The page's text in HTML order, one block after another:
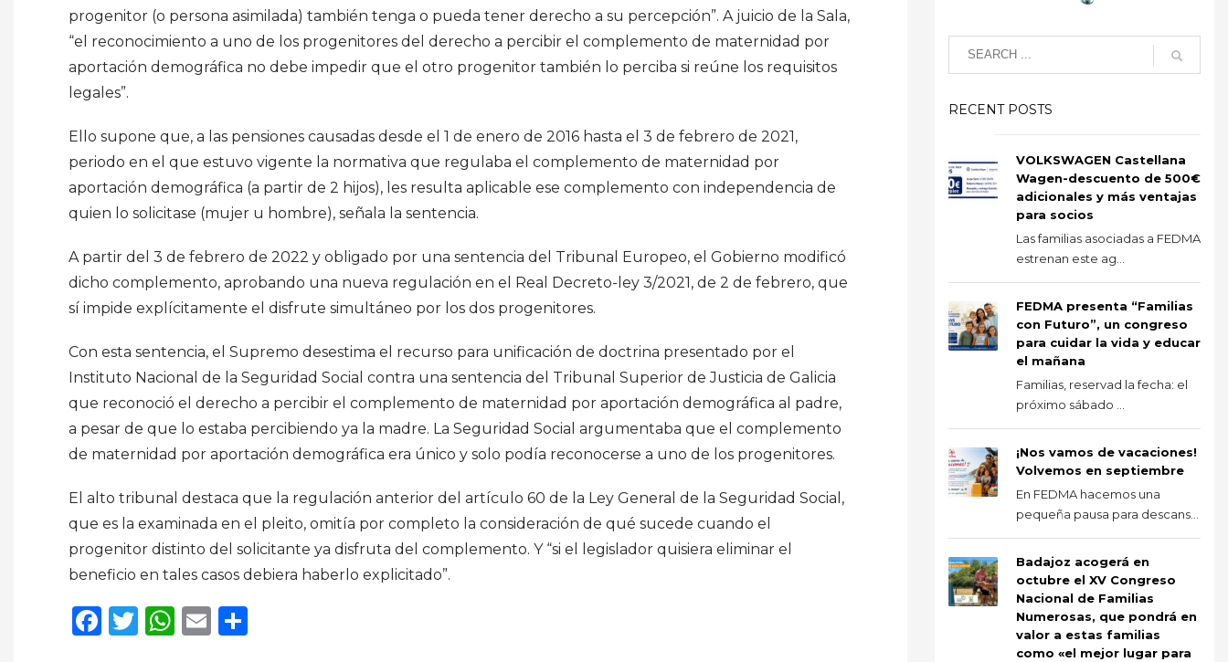
progenitor (o persona asimilada) también tenga o pueda tener derecho a su percepción”. A juicio de la Sala,
“el reconocimiento a uno de los progenitores del derecho a percibir el complemento de maternidad por
aportación demográfica no debe impedir que el otro progenitor también lo perciba si reúne los requisitos
legales”.
Ello supone que, a las pensiones causadas desde el 1 de enero de 2016 hasta el 3 de febrero de 2021,
periodo en el que estuvo vigente la normativa que regulaba el complemento de maternidad por
aportación demográfica (a partir de 2 hijos), les resulta aplicable ese complemento con independencia de
quien lo solicitase (mujer u hombre), señala la sentencia.
A partir del 3 de febrero de 2022 y obligado por una sentencia del Tribunal Europeo, el Gobierno modificó
dicho complemento, aprobando una nueva regulación en el Real Decreto-ley 3/2021, de 2 de febrero, que
sí impide explícitamente el disfrute simultáneo por los dos progenitores.
Con esta sentencia, el Supremo desestima el recurso para unificación de doctrina presentado por el
Instituto Nacional de la Seguridad Social contra una sentencia del Tribunal Superior de Justicia de Galicia
que reconoció el derecho a percibir el complemento de maternidad por aportación demográfica al padre,
a pesar de que lo estaba percibiendo ya la madre. La Seguridad Social argumentaba que el complemento
de maternidad por aportación demográfica era único y solo podía reconocerse a uno de los progenitores.
El alto tribunal destaca que la regulación anterior del artículo 60 de la Ley General de la Seguridad Social,
que es la examinada en el pleito, omitía por completo la consideración de qué sucede cuando el
progenitor distinto del solicitante ya disfruta del complemento. Y “si el legislador quisiera eliminar el
beneficio en tales casos debiera haberlo explicitado”.
Facebook
Twitter
WhatsApp
Email
RECENT POSTS
VOLKSWAGEN Castellana
Wagen-descuento de 500€
adicionales y más ventajas
para socios
Las familias asociadas a FEDMA
estrenan este ag...
FEDMA presenta “Familias
con Futuro”, un congreso
para cuidar la vida y educar
el mañana
Familias, reservad la fecha: el
próximo sábado ...
¡Nos vamos de vacaciones!
Volvemos en septiembre
En FEDMA hacemos una
pequeña pausa para descans...
Badajoz acogerá en
octubre el XV Congreso
Nacional de Familias
Numerosas, que pondrá en
valor a estas familias
como «el mejor lugar para